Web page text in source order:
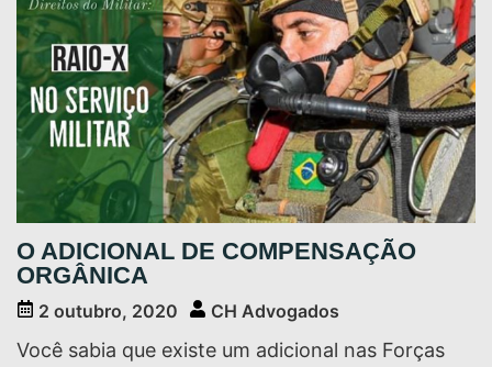
O ADICIONAL DE COMPENSAÇÃO
ORGÂNICA
2 outubro, 2020 CH Advogados
Você sabia que existe um adicional nas Forças